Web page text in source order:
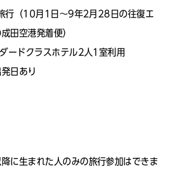
行（10月1日～9年2月28日の往復エ
田空港発着便）
ードクラスホテル2人1室利用
日あり
に生まれた人のみの旅行参加はできま